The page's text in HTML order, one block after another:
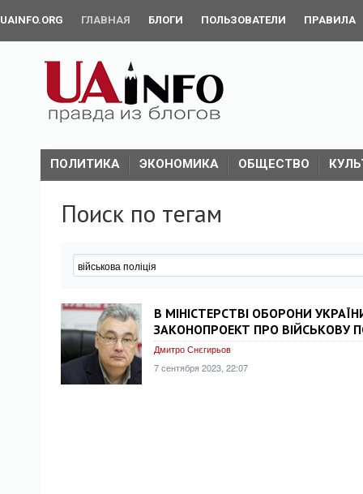
UAINFO.ORG ГЛАВНАЯ БЛОГИ ПОЛЬЗОВАТЕЛИ ПРАВИЛА
ПОЛИТИКА ЭКОНОМИКА ОБЩЕСТВО
Поиск по тегам
В МІНІСТЕРСТВІ ОБОРОНИ
ЗАКОНОПРОЕКТ ПРО ВІЙСЬКОВУ
Дмитро Снєгирьов
7 сентября 2023, 22:07